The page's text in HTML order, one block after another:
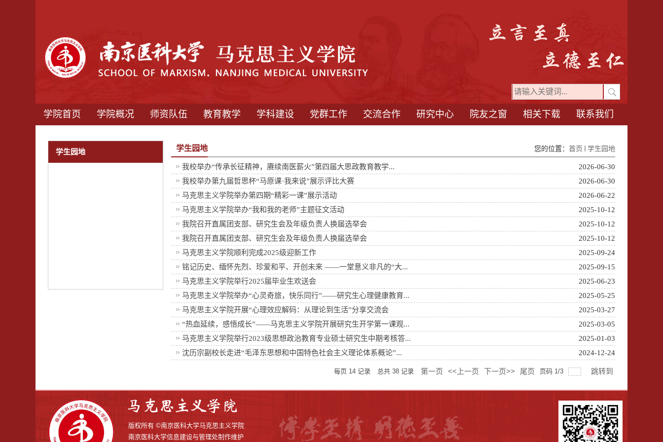
学院首页 学院概况 师资队伍 教育教学 学科建设 党群工作 交流合作 研究中心 院友之窗 相关下载 联系我们
学生园地 学生园地 您的位置： 首页 学生园地
我校举办“传承长征精神，赓续南医薪火”第四届大思政教育教学...
2026-06-30
我校举办第九届哲思杯“马原课·我来说”展示评比大赛
2026-06-30
马克思主义学院举办第四期“精彩一课”展示活动
2026-06-22
马克思主义学院举办“我和我的老师”主题征文活动
2025-10-12
我院召开直属团支部、研究生会及年级负责人换届选举会
2025-10-12
我院召开直属团支部、研究生会及年级负责人换届选举会
2025-10-12
马克思主义学院顺利完成2025级迎新工作
2025-09-24
铭记历史、缅怀先烈、珍爱和平、开创未来 ——一堂意义非凡的“大...
2025-09-15
马克思主义学院举行2025届毕业生欢送会
2025-06-23
马克思主义学院举办“心灵奇旅，快乐同行”——研究生心理健康教育...
2025-05-25
马克思主义学院开展“心理效应解码：从理论到生活”分享交流会
2025-03-27
“热血延续，感悟成长”——马克思主义学院开展研究生开学第一课观...
2025-03-05
马克思主义学院举行2023级思想政治教育专业硕士研究生中期考核答...
2025-01-03
沈历宗副校长走进“毛泽东思想和中国特色社会主义理论体系概论”...
2024-12-24
每页 14 记录 总共 38 记录 第一页 <<上一页 下一页>> 尾页 页码 1/3 跳转到
版权所有 ©南京医科大学马克思主义学院
南京医科大学信息建设与管理处制作维护